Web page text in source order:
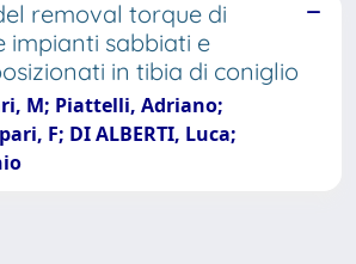
removal torque di
impianti sabbiati e
in tibia di coniglio
M; Piattelli, Adriano;
F; DI ALBERTI, Luca;